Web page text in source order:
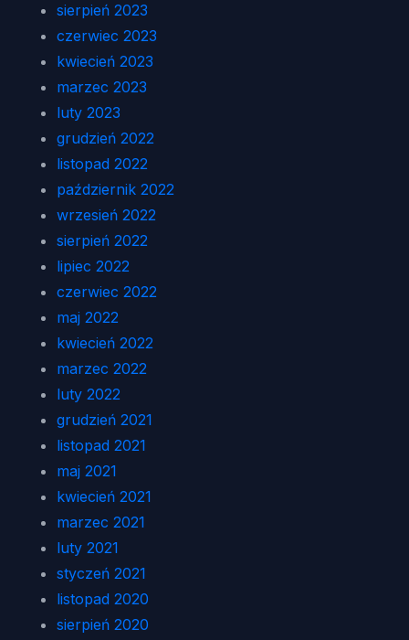
sierpień 2023
czerwiec 2023
kwiecień 2023
marzec 2023
luty 2023
grudzień 2022
listopad 2022
październik 2022
wrzesień 2022
sierpień 2022
lipiec 2022
czerwiec 2022
maj 2022
kwiecień 2022
marzec 2022
luty 2022
grudzień 2021
listopad 2021
maj 2021
kwiecień 2021
marzec 2021
luty 2021
styczeń 2021
listopad 2020
sierpień 2020